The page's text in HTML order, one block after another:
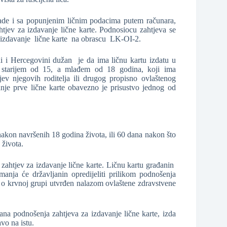
i sa popunjenim ličnim podacima putem računara,
za izdavanje lične karte. Podnosiocu zahtjeva se
izdavanje lične karte na obrascu LK-OI-2.
i Hercegovini dužan je da ima ličnu kartu izdatu u
od 15, a mlađem od 18 godina, koji ima
njegovih roditelja ili drugog propisno ovlaštenog
prve lične karte obavezno je prisustvo jednog od
navršenih 18 godina života, ili 60 dana nakon što
života.
za izdavanje lične karte. Ličnu kartu građanin
će državljanin opredijeliti prilikom podnošenja
krvnoj grupi utvrđen nalazom ovlaštene zdravstvene
podnošenja zahtjeva za izdavanje lične karte, izda
na istu.